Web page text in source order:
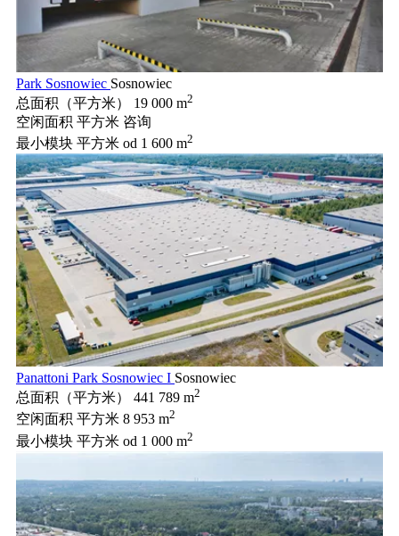
Park Sosnowiec Sosnowiec
总面积（平方米）
19 000 m2
空闲面积 平方米 咨询
最小模块 平方米 od 1 600 m2
Panattoni Park Sosnowiec I Sosnowiec
总面积（平方米）
441 789 m2
空闲面积 平方米 8 953 m2
最小模块 平方米 od 1 000 m2